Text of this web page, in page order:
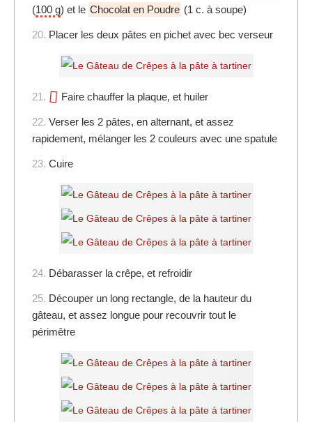
(100 g) et le Chocolat en Poudre (1 c. à soupe)
20. Placer les deux pâtes en pichet avec bec verseur
21. Faire chauffer la plaque, et huiler
22. Verser les 2 pâtes, en alternant, et assez
rapidement, mélanger les 2 couleurs avec une spatule
23. Cuire
24. Débarasser la crêpe, et refroidir
25. Découper un long rectangle, de la hauteur du
gâteau, et assez longue pour recouvrir tout le
périmêtre